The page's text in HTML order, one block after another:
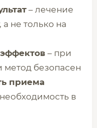
– лечение
а не только на
– при
безопасен
приема
в